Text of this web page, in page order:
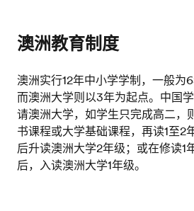
澳洲教育制度
澳洲实行12年中小学学制，一般为
而澳洲大学则以3年为起点。中国
请澳洲大学，如学生只完成高二，
书课程或大学基础课程，再读1至2
后升读澳洲大学2年级；或在修读1
后，入读澳洲大学1年级。